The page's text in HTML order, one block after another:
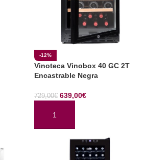
-12%
Vinoteca Vinobox 40 GC 2T
Encastrable Negra
729,00€ 639,00€
AÑADIR AL CARRITO